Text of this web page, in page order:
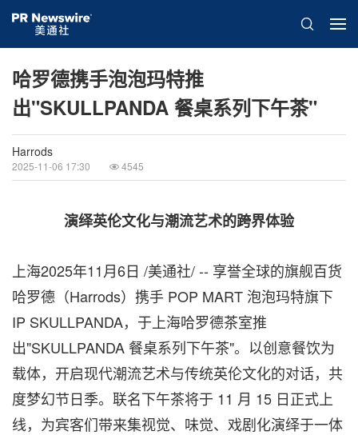
哈罗德携手泡泡玛特推
出"SKULLPANDA 餐桌系列下午茶"
Harrods
2025-11-06 17:30 4545
演绎英伦文化与潮流艺术的跨界体验
上海2025年11月6日 /美通社/ -- 享誉全球的旗舰百货
哈罗德（Harrods）携手 POP MART 泡泡玛特旗下
IP SKULLPANDA，于上海哈罗德茶室推
出"SKULLPANDA 餐桌系列下午茶"。以创意餐饮为
载体，开启现代潮流艺术与传统英伦文化的对话，共
度梦幻节日季。联名下午茶将于 11 月 15 日正式上
线，为宾客们带来集视觉、味觉、戏剧化演绎于一体